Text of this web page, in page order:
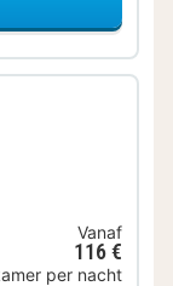
Vanaf
116 €
per nacht